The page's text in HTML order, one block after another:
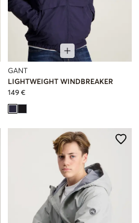
GANT
LIGHTWEIGHT WINDBREAKER
149 €